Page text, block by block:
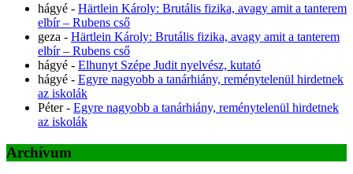
hágyé - Härtlein Károly: Brutális fizika, avagy amit a tanterem
elbír – Rubens cső
geza - Härtlein Károly: Brutális fizika, avagy amit a tanterem
elbír – Rubens cső
hágyé - Elhunyt Szépe Judit nyelvész, kutató
hágyé - Egyre nagyobb a tanárhiány, reménytelenül hirdetnek
az iskolák
Péter- Egyre nagyobb a tanárhiány, reménytelenül hirdetnek
az iskolák
Archívum